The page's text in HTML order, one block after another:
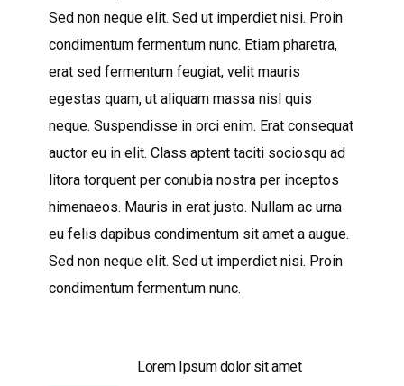
Sed non neque elit. Sed ut imperdiet nisi. Proin
condimentum fermentum nunc. Etiam pharetra,
erat sed fermentum feugiat, velit mauris
egestas quam, ut aliquam massa nisl quis
neque. Suspendisse in orci enim. Erat consequat
auctor eu in elit. Class aptent taciti sociosqu ad
litora torquent per conubia nostra per inceptos
himenaeos. Mauris in erat justo. Nullam ac urna
eu felis dapibus condimentum sit amet a augue.
Sed non neque elit. Sed ut imperdiet nisi. Proin
condimentum fermentum nunc.
Lorem Ipsum dolor sit amet